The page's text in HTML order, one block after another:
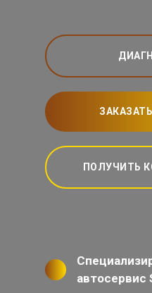
ПОЛУЧИТЬ
автосервис